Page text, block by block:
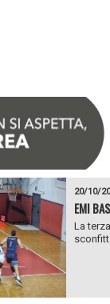
20/10/
EMI
La